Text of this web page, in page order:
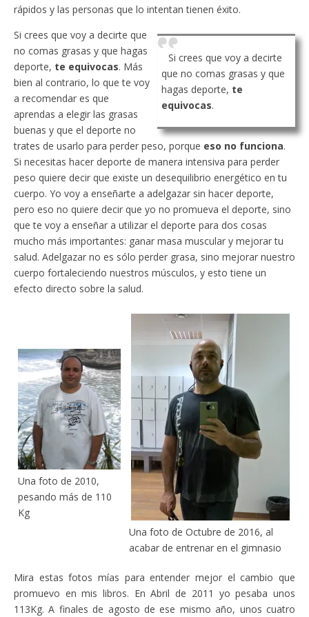
rápidos y las personas que lo intentan tienen éxito.
Si crees que voy a decirte
que no comas grasas y que
hagas deporte, te
equivocas.
Si crees que voy a decirte que
no comas grasas y que hagas
deporte, te equivocas. Más
bien al contrario, lo que te voy
a recomendar es que
aprendas a elegir las grasas
buenas y que el deporte no
trates de usarlo para perder peso, porque eso no funciona.
Si necesitas hacer deporte de manera intensiva para perder
peso quiere decir que existe un desequilibrio energético en tu
cuerpo. Yo voy a enseñarte a adelgazar sin hacer deporte,
pero eso no quiere decir que yo no promueva el deporte, sino
que te voy a enseñar a utilizar el deporte para dos cosas
mucho más importantes: ganar masa muscular y mejorar tu
salud. Adelgazar no es sólo perder grasa, sino mejorar nuestro
cuerpo fortaleciendo nuestros músculos, y esto tiene un
efecto directo sobre la salud.
Una foto de 2010,
pesando más de 110
Kg
Una foto de Octubre de 2016, al
acabar de entrenar en el gimnasio
Mira estas fotos mías para entender mejor el cambio que
promuevo en mis libros. En Abril de 2011 yo pesaba unos
113Kg. A finales de agosto de ese mismo año, unos cuatro